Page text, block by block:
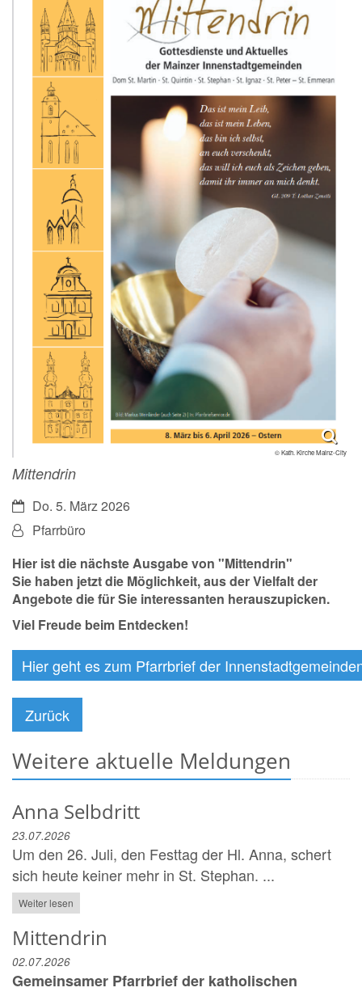
© Kath. Kirche Mainz-City
Mittendrin
Datum:Do. 5. März 2026
Von:Pfarrbüro
Hier ist die nächste Ausgabe von "Mittendrin"
Sie haben jetzt die Möglichkeit, aus der Vielfalt der
Angebote die für Sie interessanten herauszupicken.
Viel Freude beim Entdecken!
Hier geht es zum Pfarrbrief der
Zurück
Weitere aktuelle Meldungen
Anna Selbdritt
23.07.2026
Um den 26. Juli, den Festtag der Hl. Anna, schert
sich heute keiner mehr in St. Stephan. ...
Weiter lesen
Mittendrin
02.07.2026
Gemeinsamer Pfarrbrief der katholischen